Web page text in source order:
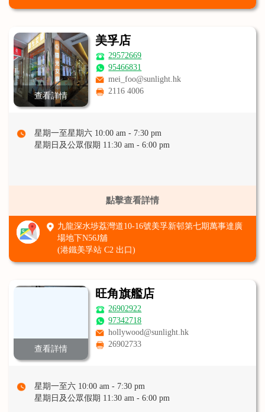
查看詳情
美孚店
29572669
95466831
mei_foo@sunlight.hk
2116 4006
星期一至星期六 10:00 am - 7:30 pm
星期日及公眾假期 11:30 am - 6:00 pm
點擊查看詳情
九龍深水埗荔灣道10-16號美孚新邨第七期萬事達廣
場地下N56J舖
(港鐵美孚站 C2 出口)
查看詳情
旺角旗艦店
26902922
97342718
hollywood@sunlight.hk
26902733
星期一至六 10:00 am - 7:30 pm
星期日及公眾假期 11:30 am - 6:00 pm